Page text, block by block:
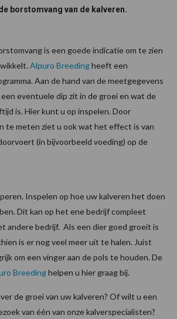
borstomvang van de kalveren.
is een goede indicatie om te zien
Alpuro Breedingheeft een
Aan de hand van de meetgegevens
eventuele dip zit in de groei en wat de
is. Hier kunt u op inspelen. Door
te meten ziet u ook wat het effect is van
(in bijvoorbeeld voeding) op de
Inspelen op hoe uw kalveren het doen
Dit kan op het ene bedrijf compleet
andere bedrijf. Als een dier goed groeit is
is er nog veel meer uit te halen. Juist
om een vinger aan de pols te houden. De
Breedinghelpen u hier graag bij.
de groei van uw kalveren? Of wilt u een
van één van onze kalverspecialisten?